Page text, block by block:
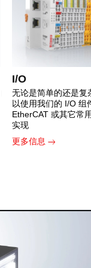
I/O
无论是简单的还是复
以使用我们的 I/O 组
EtherCAT 或其它常
实现
更多信息